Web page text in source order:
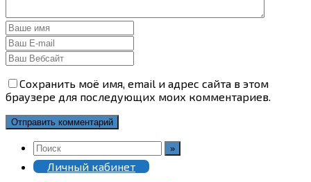
Сохранить моё имя, email и адрес сайта в этом
браузере для последующих моих комментариев.
Личный кабинет